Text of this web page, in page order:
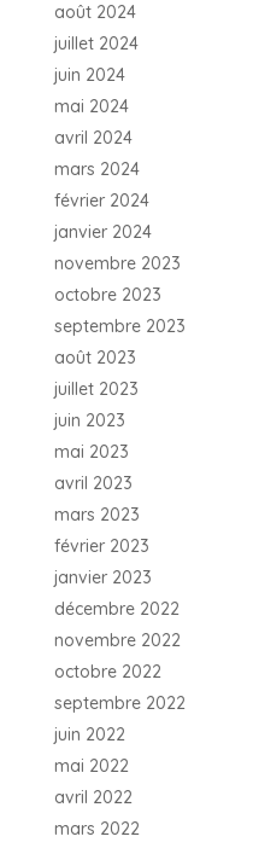
août 2024
juillet 2024
juin 2024
mai 2024
avril 2024
mars 2024
février 2024
janvier 2024
novembre 2023
octobre 2023
septembre 2023
août 2023
juillet 2023
juin 2023
mai 2023
avril 2023
mars 2023
février 2023
janvier 2023
décembre 2022
novembre 2022
octobre 2022
septembre 2022
juin 2022
mai 2022
avril 2022
mars 2022